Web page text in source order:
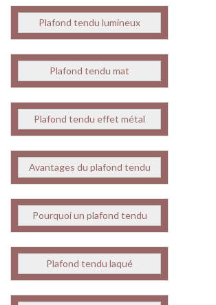
Plafond tendu lumineux
Plafond tendu mat
Plafond tendu effet métal
Avantages du plafond tendu
Pourquoi un plafond tendu
Plafond tendu laqué